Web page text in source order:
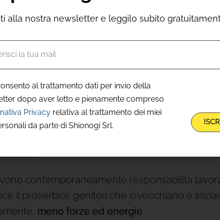
per il regalo di classe,
. Però il
È
(lavoro cognitivo) ed
a distribuirsi in modo sbilanciato nelle
+
contemporaneamente responsabilità
il proverbio), genitori che invecchiano e
meno forze ed energie.
alla nostra newsletter e leggilo subito
al trattamento dati per invio della
dopo aver letto e pienamente compreso
Privacy relativa al trattamento dei miei
da parte di Shionogi Srl.